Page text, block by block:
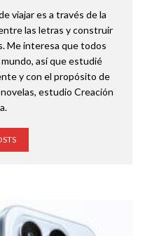
viajar es a través de la
las letras y construir
Me interesa que todos
así que estudié
y con el propósito de
estudio Creación